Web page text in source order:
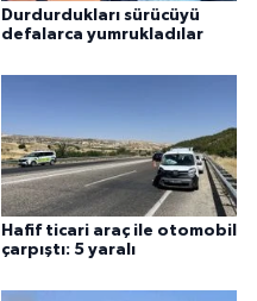
Durdurdukları sürücüyü
defalarca yumrukladılar
Hafif ticari araç ile otomobil
çarpıştı: 5 yaralı